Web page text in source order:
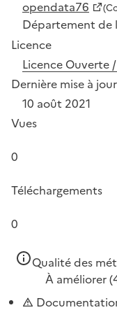
opendata76
Département de
Licence
Licence Ouverte
Dernière mise à jour
10 août 2021
Vues
0
Téléchargements
0
Qualité des
À améliorer